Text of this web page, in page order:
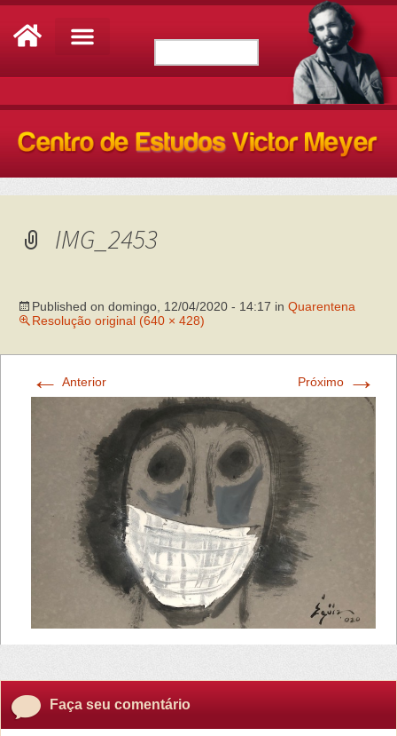
IMG_2453
Published on domingo, 12/04/2020 - 14:17 in Quarentena
Resolução original (640 × 428)
← Anterior Próximo →
Faça seu comentário